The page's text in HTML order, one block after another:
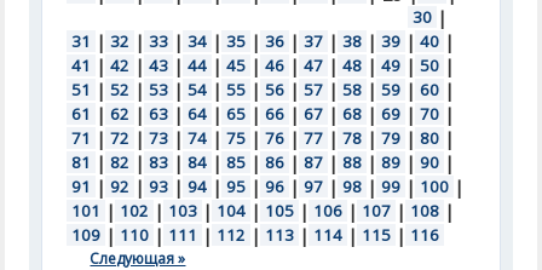
30 |
31 | 32 | 33 | 34 | 35 | 36 | 37 | 38 | 39 | 40 |
41 | 42 | 43 | 44 | 45 | 46 | 47 | 48 | 49 | 50 |
51 | 52 | 53 | 54 | 55 | 56 | 57 | 58 | 59 | 60 |
61 | 62 | 63 | 64 | 65 | 66 | 67 | 68 | 69 | 70 |
71 | 72 | 73 | 74 | 75 | 76 | 77 | 78 | 79 | 80 |
81 | 82 | 83 | 84 | 85 | 86 | 87 | 88 | 89 | 90 |
91 | 92 | 93 | 94 | 95 | 96 | 97 | 98 | 99 | 100 |
101 | 102 | 103 | 104 | 105 | 106 | 107 | 108 |
109 | 110 | 111 | 112 | 113 | 114 | 115 | 116
Следующая »